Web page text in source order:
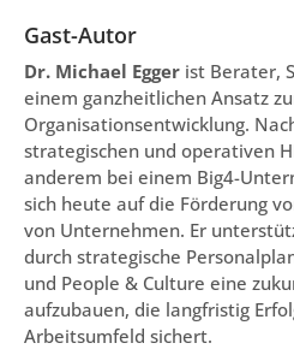
Gast-Autor
Dr. Michael Egger ist Berater,
einem ganzheitlichen Ansatz
Organisationsentwicklung.
strategischen und operativen
anderem bei einem Big4-
sich heute auf die Förderung
von Unternehmen. Er
durch strategische
und People & Culture eine
aufzubauen, die langfristig
Arbeitsumfeld sichert.